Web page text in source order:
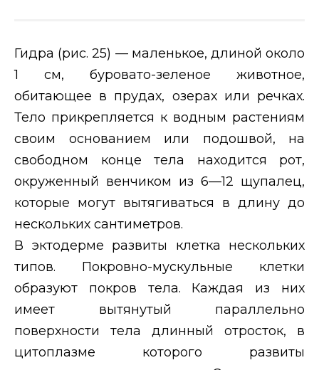
Гидра (рис. 25) — маленькое, длиной около
1 см, буровато-зеленое животное,
обитающее в прудах, озерах или речках.
Тело прикрепляется к водным растениям
своим основанием или подошвой, на
свободном конце тела находится рот,
окруженный венчиком из 6—12 щупалец,
которые могут вытягиваться в длину до
нескольких сантиметров.
В эктодерме развиты клетка нескольких
типов. Покровно-мускульные клетки
образуют покров тела. Каждая из них
имеет вытянутый параллельно
поверхности тела длинный отросток, в
цитоплазме которого развиты